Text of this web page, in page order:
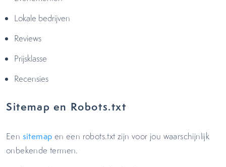
Lokale bedrijven
Reviews
Prijsklasse
Recensies
Sitemap en Robots.txt
Een sitemap en een robots.txt zijn voor jou waarschijnlijk
onbekende termen.